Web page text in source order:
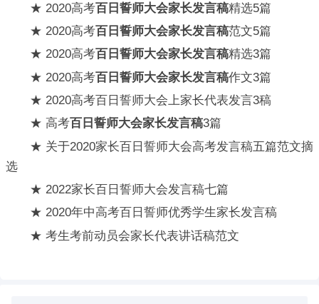
★ 2020高考百日誓师大会家长发言稿精选5篇
★ 2020高考百日誓师大会家长发言稿范文5篇
★ 2020高考百日誓师大会家长发言稿精选3篇
★ 2020高考百日誓师大会家长发言稿作文3篇
★ 2020高考百日誓师大会上家长代表发言3稿
★ 高考百日誓师大会家长发言稿3篇
★ 关于2020家长百日誓师大会高考发言稿五篇范文摘
选
★ 2022家长百日誓师大会发言稿七篇
★ 2020年中高考百日誓师优秀学生家长发言稿
★ 考生考前动员会家长代表讲话稿范文